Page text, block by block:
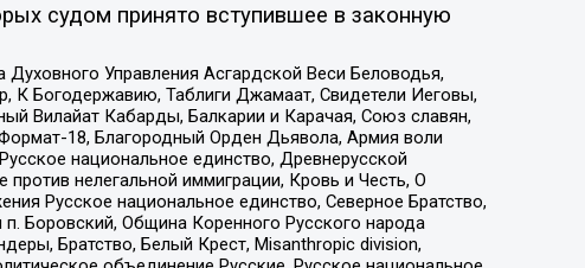
судом принято вступившее в законную
Управления Асгардской Веси Беловодья,
К Богодержавию, Таблиги Джамаат, Свидетели Иеговы,
Вилайат Кабарды, Балкарии и Карачая, Союз славян,
18, Благородный Орден Дьявола, Армия воли
национальное единство, Древнерусской
нелегальной иммиграции, Кровь и Честь, О
Русское национальное единство, Северное Братство,
Боровский, Община Коренного Русского народа
Братство, Белый Крест, Misanthropic division,